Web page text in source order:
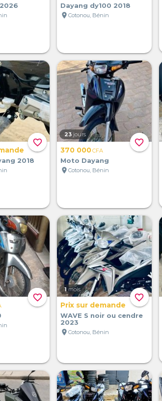
Dayang dy100 2018
location_onCotonou, Bénin
favorite_border
2018
favorite_border
23 jours
370 000CFA
Moto Dayang
location_onCotonou, Bénin
favorite_border favorite_border
1 mois
Prix sur demande
WAVE S noir ou cendre
2023
location_onCotonou, Bénin